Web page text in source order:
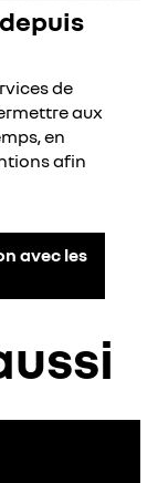
de
aux
en
afin
avec les